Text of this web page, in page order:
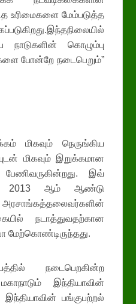
உரிமைகளை மேம்படுத்த
நாடுகளின் கொழும்பு
போன்றே நடைபெறும்”
மிகவும் நெருங்கிய
மிகவும் இறுக்கமான
பேணிவருகின்றது. இவ்
2013 ஆம் ஆண்டு
அரசாங்கத்தலைவர்களின்
நடாத்துவதற்கான
மேற்கொண்டிருந்தது.
நடைபெறகின்ற
இந்தியாவின்
இந்தியாவின் பங்குபற்றல்